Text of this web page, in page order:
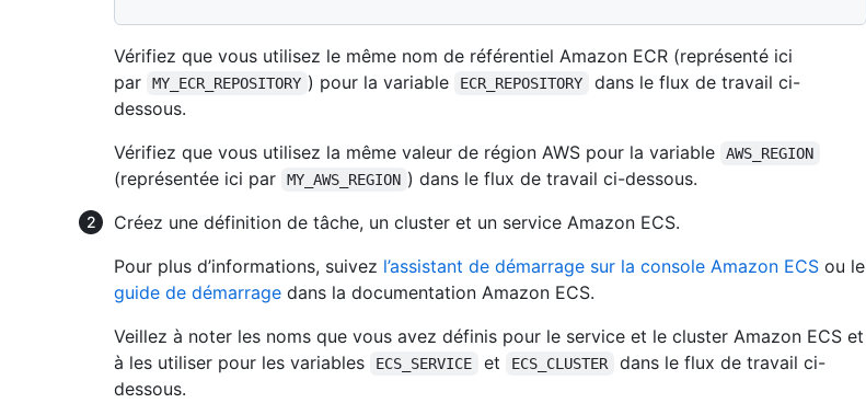
Vérifiez que vous utilisez le même nom de référentiel Amazon ECR (représenté ici
par
MY_ECR_REPOSITORY ) pour la variable ECR_REPOSITORY
dans le flux de travail ci-
dessous.
Vérifiez que vous utilisez la même valeur de région AWS pour la variable
AWS_REGION
(représentée ici par MY_AWS_REGION ) dans le flux de travail ci-dessous.
Créez une définition de tâche, un cluster et un service Amazon ECS.
Pour plus d’informations, suivez l’assistant de démarrage sur la console Amazon ECS ou le
guide de démarrage dans la documentation Amazon ECS.
Veillez à noter les noms que vous avez définis pour le service et le cluster Amazon ECS et
à les utiliser pour les variables
ECS_SERVICE et ECS_CLUSTER
dans le flux de travail ci-
dessous.